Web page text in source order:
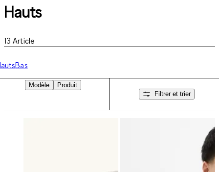
Hauts
13 Article
Bas
Modèle
Produit
Filtrer et trier